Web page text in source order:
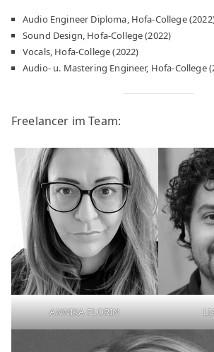
Audio Engineer Diploma, Hofa-College
Sound Design, Hofa-College (2022)
Vocals, Hofa-College (2022)
Audio- u. Mastering Engineer, Hofa-College
Freelancer im Team:
ANNIKA FLORIN